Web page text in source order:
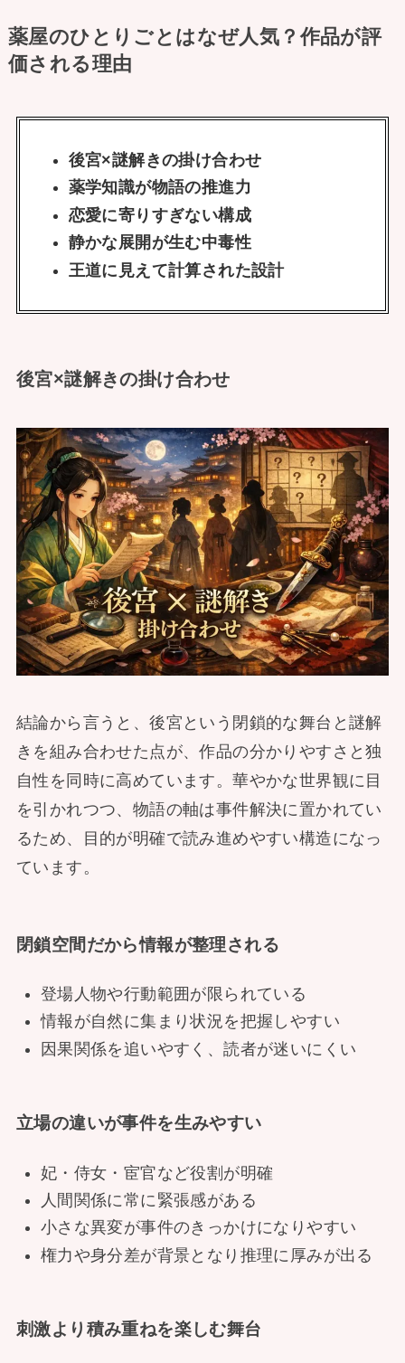
薬屋のひとりごとはなぜ人気？作品が評
価される理由
後宮×謎解きの掛け合わせ
薬学知識が物語の推進力
恋愛に寄りすぎない構成
静かな展開が生む中毒性
王道に見えて計算された設計
後宮×謎解きの掛け合わせ
結論から言うと、後宮という閉鎖的な舞台と謎解
きを組み合わせた点が、作品の分かりやすさと独
自性を同時に高めています。華やかな世界観に目
を引かれつつ、物語の軸は事件解決に置かれてい
るため、目的が明確で読み進めやすい構造になっ
ています。
閉鎖空間だから情報が整理される
登場人物や行動範囲が限られている
情報が自然に集まり状況を把握しやすい
因果関係を追いやすく、読者が迷いにくい
立場の違いが事件を生みやすい
妃・侍女・宦官など役割が明確
人間関係に常に緊張感がある
小さな異変が事件のきっかけになりやすい
権力や身分差が背景となり推理に厚みが出る
刺激より積み重ねを楽しむ舞台